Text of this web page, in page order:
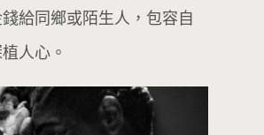
給同鄉或陌生人，包容自
人心。